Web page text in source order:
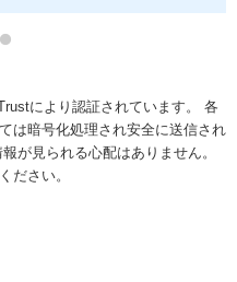
により認証されています。
各
は暗号化処理され安全に送信され
が見られる心配はありません。
ださい。